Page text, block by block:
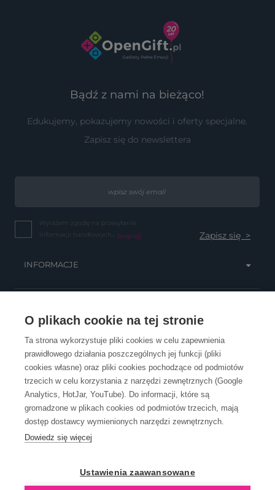
O plikach cookie na tej stronie
Ta strona wykorzystuje pliki cookies w celu zapewnienia
prawidłowego działania poszczególnych jej funkcji (pliki
cookies własne) oraz pliki cookies pochodzące od podmiotów
trzecich w celu korzystania z narzędzi zewnętrznych (Google
Analytics, HotJar, YouTube). Do informacji, które są
gromadzone w plikach cookies od podmiotów trzecich, mają
dostęp dostawcy wymienionych narzędzi zewnętrznych.
Dowiedz się więcej
Ustawienia zaawansowane
Bądź z nami na bieżąco!
Edukujemy, pokazujemy nowości i oferty specjalne.
Zapisz się do newslettera
Wyrażam zgodę na przesyłanie
informacji handlowych... (więcej)
INFORMACJE
OBSŁUGA KLIENTA
KONTAKT
OpenGift jest częścią ReflectGroup.